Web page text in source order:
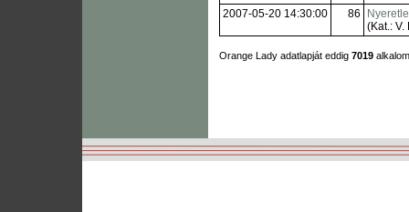
2007-05-20 14:30:00 86
(Kat.: V.
Orange Lady adatlapját eddig 7019